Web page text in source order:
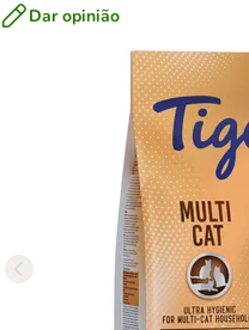
Dar opinião